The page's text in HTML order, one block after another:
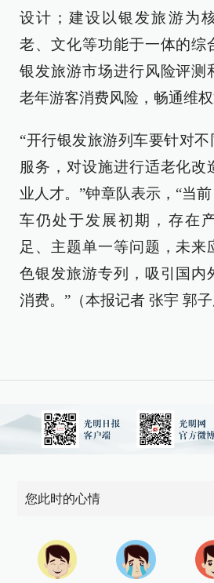
设计；建设以银发旅游为
老、文化等功能于一体的综
银发旅游市场进行风险评测
老年游客消费风险，畅通维权
“开行银发旅游列车要针对
服务，对设施进行适老化改
业人才。”钟章队表示，“当
车仍处于发展初期，存在
足、主题单一等问题，未来
色银发旅游专列，吸引国内
消费。”（本报记者 张宇 郭子
您此时的心情